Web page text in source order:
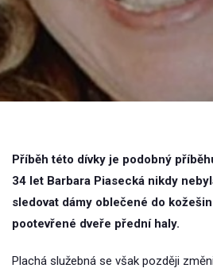
Příběh této dívky je podobný
34 let Barbara Piasecká nikdy
sledovat dámy oblečené do
pootevřené dveře přední haly.
Plachá služebná se však později